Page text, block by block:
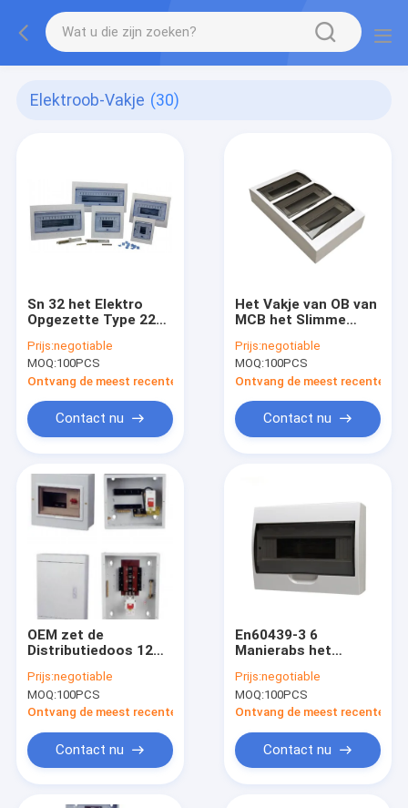
Elektroob-Vakje (30)
Sn 32 het Elektro
Opgezette Type 220V
Manierdistributie van
de Maniermcb Doos
Raad
Prijs:negotiable
MOQ:100PCS
Ontvang de meest recente Prijs
Contact nu
Het Vakje van OB van
MCB het Slimme
Raad van de 36
Manierdistributie
waterdicht
Prijs:negotiable
MOQ:100PCS
Ontvang de meest recente
Contact nu
OEM zet de
Distributiedoos 12
Bijlage Elektromacht
Maniermuur op
Prijs:negotiable
MOQ:100PCS
Ontvang de meest recente Prijs
Contact nu
En60439-3 6
Manierabs het
OB Binnenvakje van
de
Prijs:negotiable
MOQ:100PCS
Ontvang de meest recente
Contact nu